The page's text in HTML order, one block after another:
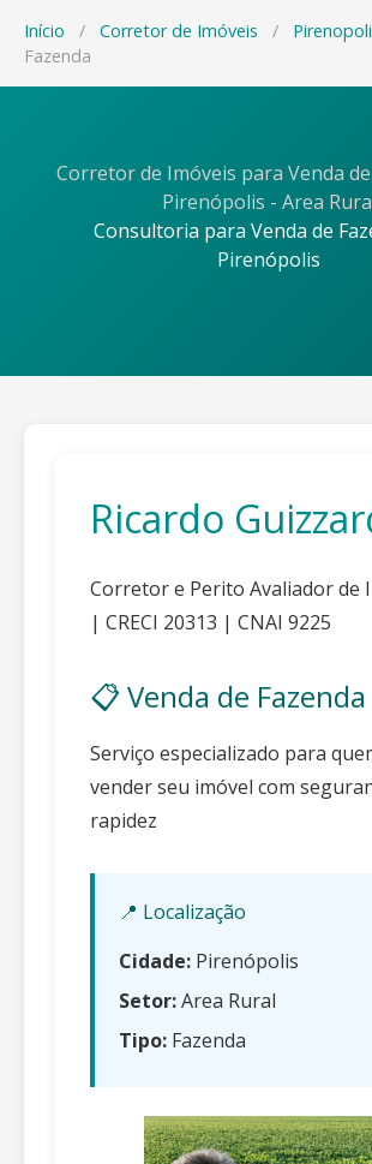
Início / Corretor de Imóveis /
Fazenda
Corretor de Imóveis para Venda
Pirenópolis - Area
Consultoria para Venda de
Pirenópolis
Ricardo
Corretor e Perito Avaliador de
| CRECI 20313 | CNAI 9225
📋 Venda de Fazenda
Serviço especializado para
vender seu imóvel com
rapidez
📍 Localização
Cidade: Pirenópolis
Setor:Area Rural
Tipo: Fazenda